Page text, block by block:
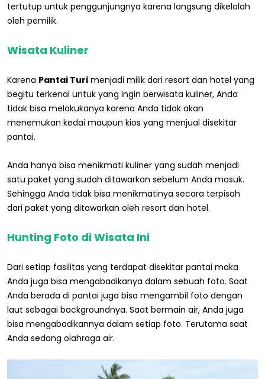
tertutup untuk penggunjungnya karena langsung dikelolah
oleh pemilik.
Wisata Kuliner
Karena Pantai Turi menjadi milik dari resort dan hotel yang
begitu terkenal untuk yang ingin berwisata kuliner, Anda
tidak bisa melakukanya karena Anda tidak akan
menemukan kedai maupun kios yang menjual disekitar
pantai.
Anda hanya bisa menikmati kuliner yang sudah menjadi
satu paket yang sudah ditawarkan sebelum Anda masuk.
Sehingga Anda tidak bisa menikmatinya secara terpisah
dari paket yang ditawarkan oleh resort dan hotel.
Hunting Foto di Wisata Ini
Dari setiap fasilitas yang terdapat disekitar pantai maka
Anda juga bisa mengabadikanya dalam sebuah foto. Saat
Anda berada di pantai juga bisa mengambil foto dengan
laut sebagai backgroundnya. Saat bermain air, Anda juga
bisa mengabadikannya dalam setiap foto. Terutama saat
Anda sedang olahraga air.